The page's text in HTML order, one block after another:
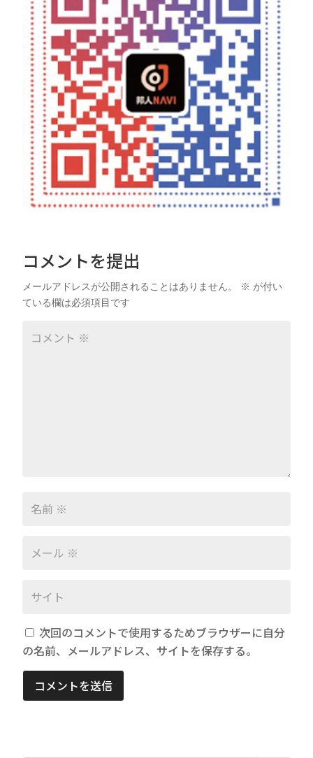
コメントを提出
メールアドレスが公開されることはありません。 ※ が付い
ている欄は必須項目です
次回のコメントで使用するためブラウザーに自分
の名前、メールアドレス、サイトを保存する。
コメントを送信